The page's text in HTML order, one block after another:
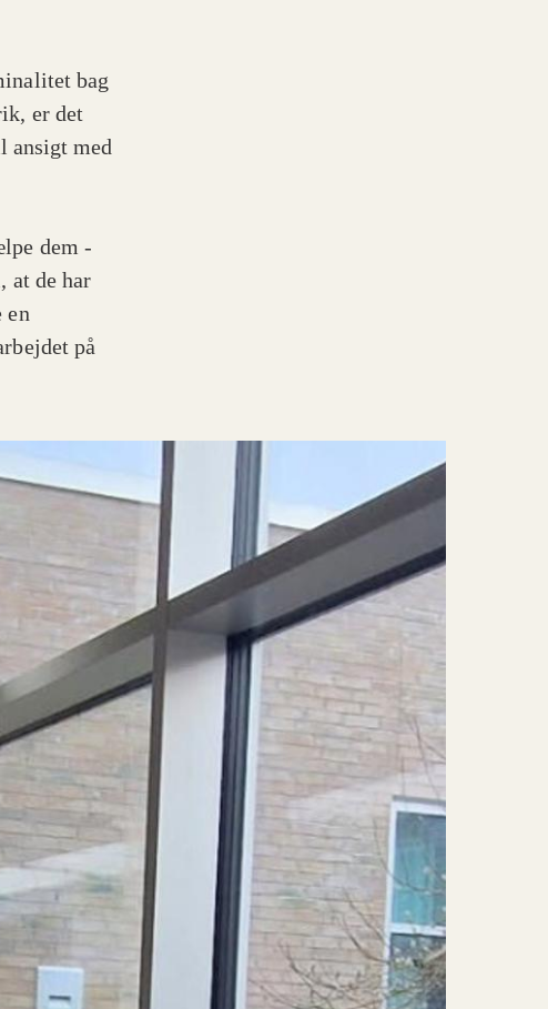
bag
er det
ansigt med
dem -
at de har
en
på